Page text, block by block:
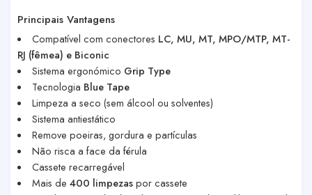
Principais Vantagens
Compatível com conectores LC, MU, MT, MPO/MTP, MT-
RJ (fêmea) e Biconic
Sistema ergonómico Grip Type
Tecnologia Blue Tape
Limpeza a seco (sem álcool ou solventes)
Sistema antiestático
Remove poeiras, gordura e partículas
Não risca a face da férula
Cassete recarregável
Mais de 400 limpezaspor cassete